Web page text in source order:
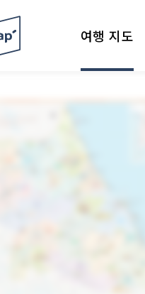
여행 지도